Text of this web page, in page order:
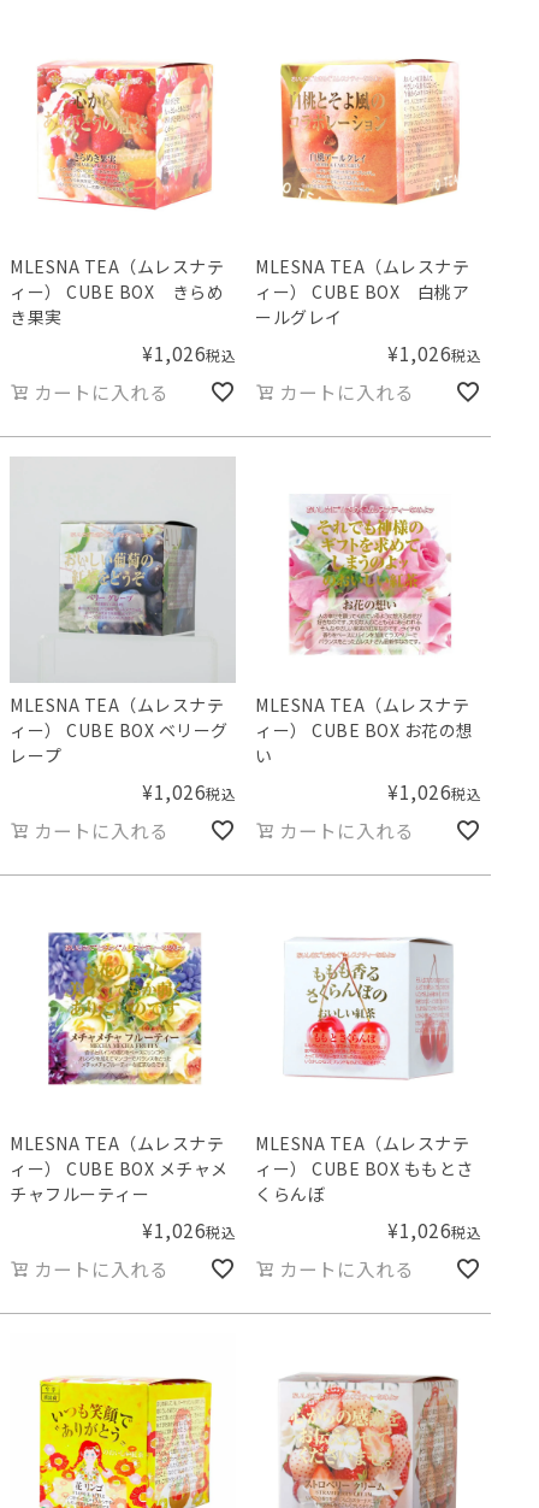
MLESNA TEA（ムレスナテ
ィー） CUBE BOX きらめ
き果実
¥1,026税込
カートに入れる
MLESNA TEA（ムレスナテ
ィー） CUBE BOX 白桃ア
ールグレイ
¥1,026税込
カートに入れる
MLESNA TEA（ムレスナテ
ィー） CUBE BOX ベリーグ
レープ
¥1,026税込
カートに入れる
MLESNA TEA（ムレスナテ
ィー） CUBE BOX お花の想
い
¥1,026税込
カートに入れる
MLESNA TEA（ムレスナテ
ィー） CUBE BOX メチャメ
チャフルーティー
¥1,026税込
カートに入れる
MLESNA TEA（ムレスナテ
ィー） CUBE BOX ももとさ
くらんぼ
¥1,026税込
カートに入れる